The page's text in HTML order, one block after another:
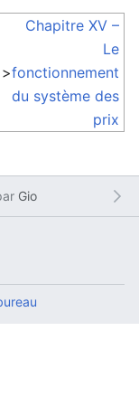
Chapitre XV –
Le
fonctionnement
du système des
prix
Gio